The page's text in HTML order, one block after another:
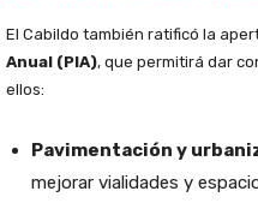
El Cabildo también ratificó la
Anual (PIA), que permitirá dar
ellos:
Pavimentación y
mejorar vialidades y